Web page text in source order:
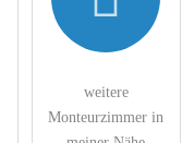
genommen.
weitere
Monteurzimmer in